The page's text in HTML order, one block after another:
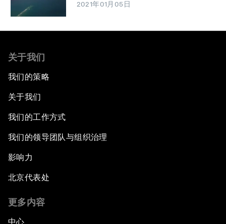
2021年01月05日
关于我们
我们的策略
关于我们
我们的工作方式
我们的领导团队与组织治理
影响力
北京代表处
更多内容
中心